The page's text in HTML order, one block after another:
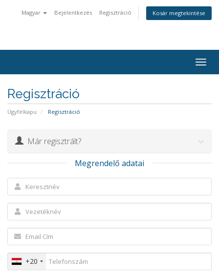
Magyar Bejelentkezés Regisztráció Kosár megtekintése
Regisztráció
Ügyfélkapu Regisztráció
Már regisztrált?
Megrendelő adatai
+20